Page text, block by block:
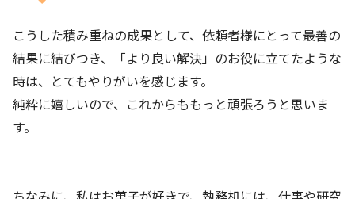
こうした積み重ねの成果として、依頼者様にとって最善の
結果に結びつき、「より良い解決」のお役に立てたような
時は、とてもやりがいを感じます。
純粋に嬉しいので、これからももっと頑張ろうと思いま
す。